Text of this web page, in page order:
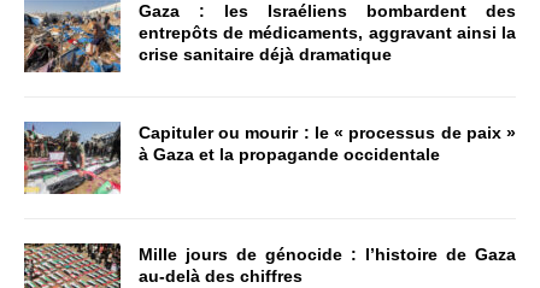
Gaza : les Israéliens bombardent des
entrepôts de médicaments, aggravant ainsi la
crise sanitaire déjà dramatique
Capituler ou mourir : le « processus de paix »
à Gaza et la propagande occidentale
Mille jours de génocide : l’histoire de Gaza
au-delà des chiffres